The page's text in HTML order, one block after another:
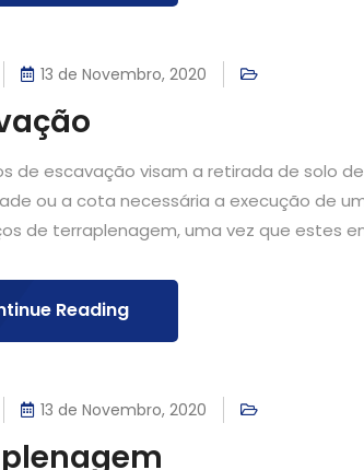
13 de Novembro, 2020
de escavação visam a retirada de solo
ou a cota necessária a execução de
de terraplenagem, uma vez que estes
Reading
13 de Novembro, 2020